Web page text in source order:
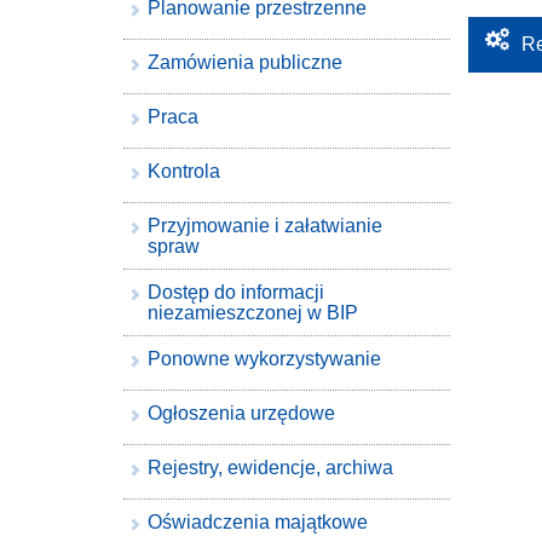
Planowanie przestrzenne
Zamówienia publiczne
Praca
Kontrola
Przyjmowanie i załatwianie
spraw
Dostęp do informacji
niezamieszczonej w BIP
Ponowne wykorzystywanie
Ogłoszenia urzędowe
Rejestry, ewidencje, archiwa
Oświadczenia majątkowe